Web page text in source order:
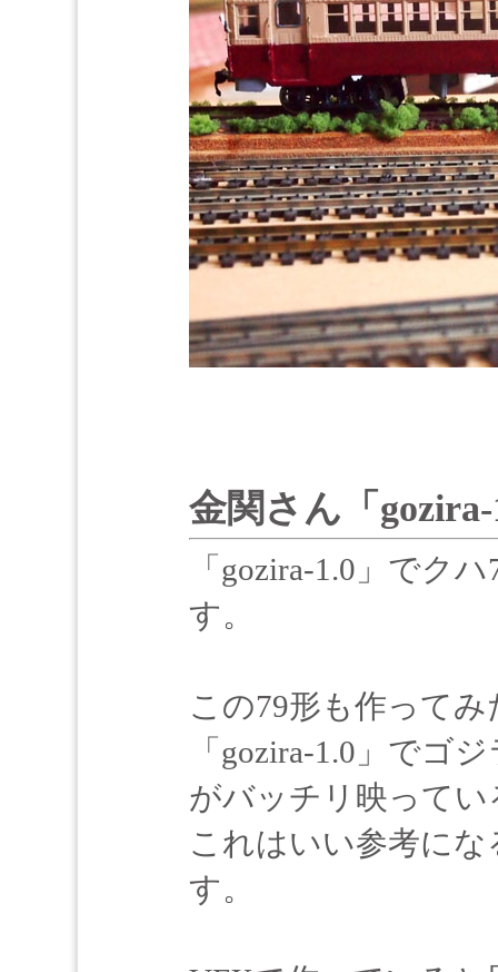
金関さん「
「gozira-1.0」でク
す。
この79形も作って
「gozira-1.0」でゴ
がバッチリ映ってい
これはいい参考に
す。